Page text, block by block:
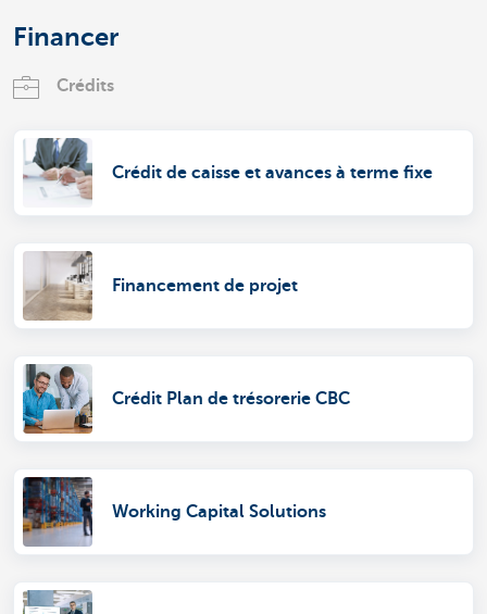
Financer
Crédits
Crédit de caisse et avances à terme fixe
Financement de projet
Crédit Plan de trésorerie CBC
Working Capital Solutions